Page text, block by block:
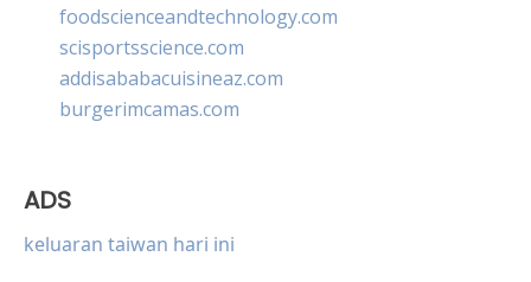
foodscienceandtechnology.com
scisportsscience.com
addisababacuisineaz.com
burgerimcamas.com
ADS
keluaran taiwan hari ini